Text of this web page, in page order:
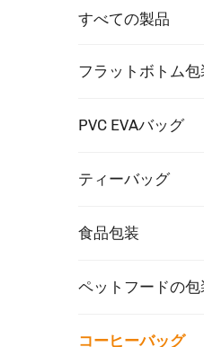
すべての製品
フラットボトム包
PVC EVAバッグ
ティーバッグ
食品包装
ペットフードの包
コーヒーバッグ